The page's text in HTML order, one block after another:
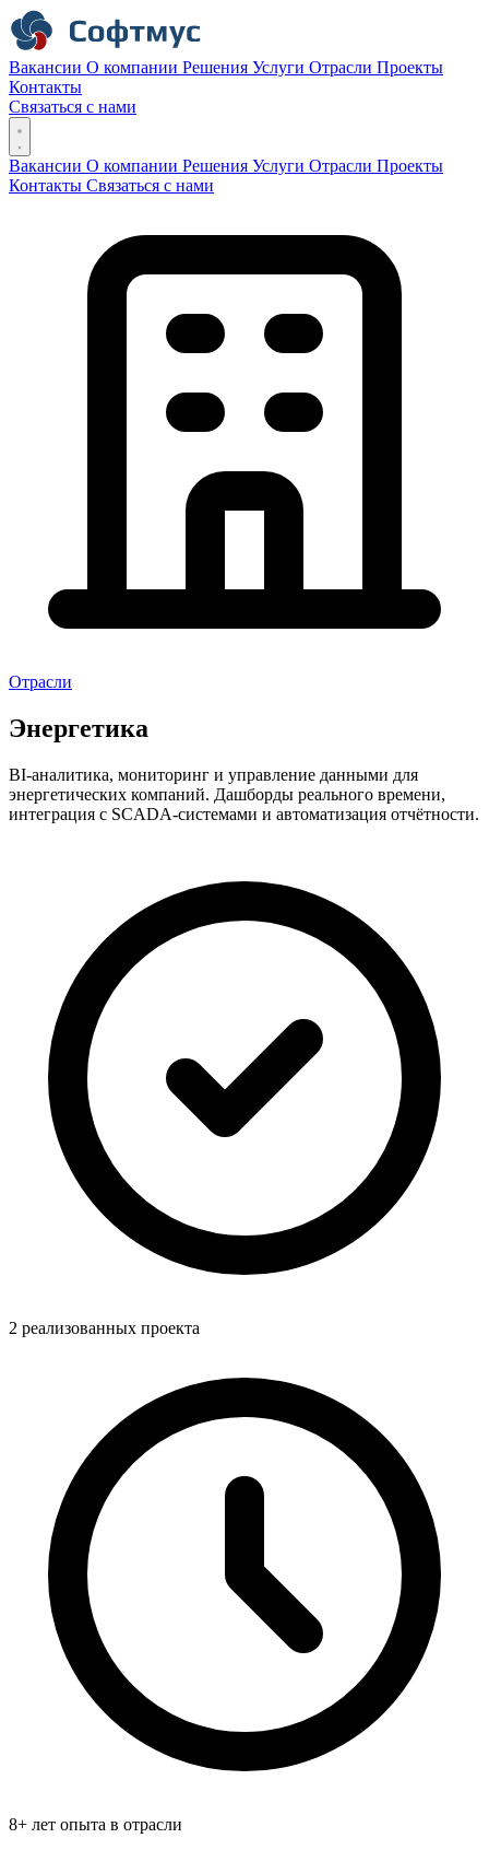
Вакансии О компании Решения Услуги Отрасли Проекты
Контакты
Связаться с нами
Вакансии О компании Решения Услуги Отрасли Проекты
Контакты Связаться с нами
Отрасли
Энергетика
BI-аналитика, мониторинг и управление данными для
энергетических компаний. Дашборды реального времени,
интеграция с SCADA-системами и автоматизация отчётности.
2 реализованных проекта
8+ лет опыта в отрасли